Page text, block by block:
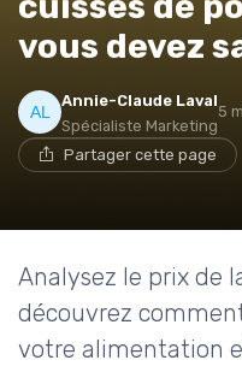
vous devez
Annie-Claude Laval
Spécialiste Marketing
5
Partager cette page
Analysez le prix de
découvrez
votre alimentation